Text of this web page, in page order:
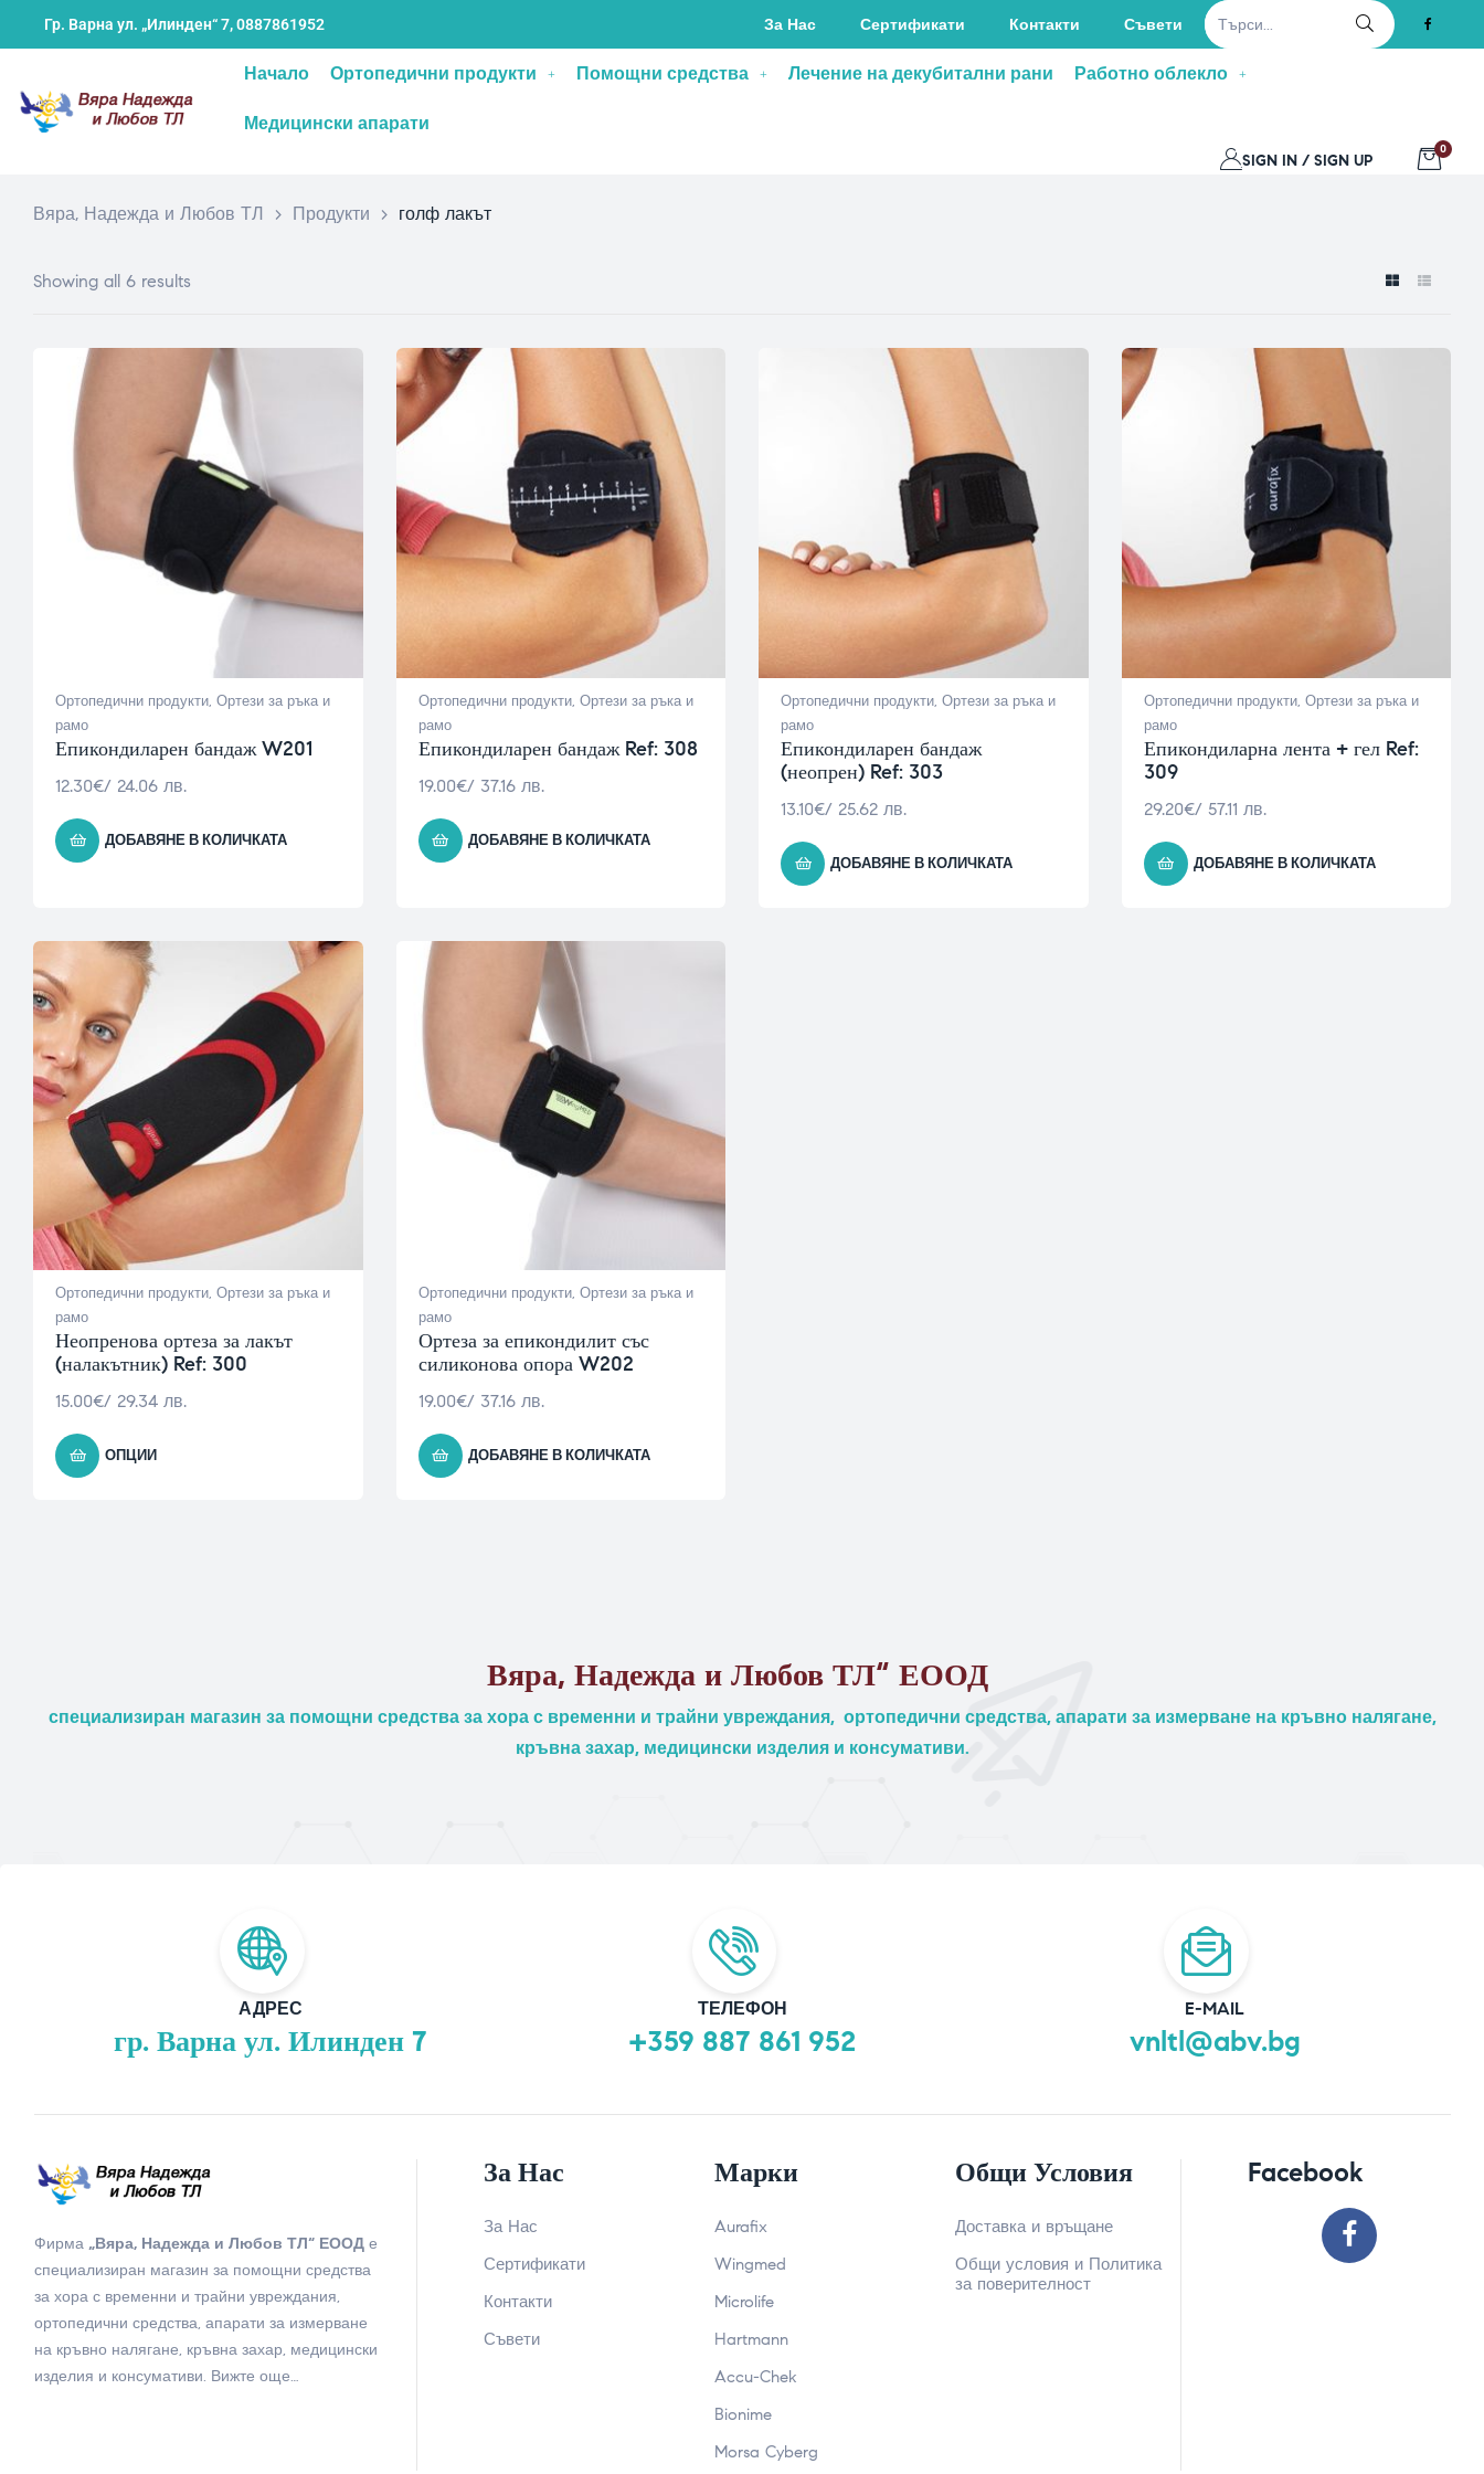
Гр. Варна ул. „Илинден“ 7,0887861952 За Нас Сертификати Контакти Съвети
Начало Ортопедични продукти Помощни средства Лечение на декубитални рани Работно облекло
Медицински апарати
SIGN IN / SIGN UP
0
Вяра, Надежда и Любов ТЛ > Продукти > голф лакът
Showing all 6 results
Ортопедични продукти, Ортези за ръка и
рамо
Епикондиларен бандаж W201
12.30€/ 24.06 лв.
ДОБАВЯНЕ В КОЛИЧКАТА
Ортопедични продукти, Ортези за ръка и
рамо
Епикондиларен бандаж Ref: 308
19.00€/ 37.16 лв.
ДОБАВЯНЕ В КОЛИЧКАТА
Ортопедични продукти, Ортези за ръка и
рамо
Епикондиларен бандаж
(неопрен) Ref: 303
13.10€/ 25.62 лв.
ДОБАВЯНЕ В КОЛИЧКАТА
Ортопедични продукти, Ортези за ръка и
рамо
Епикондиларна лента + гел Ref:
309
29.20€/ 57.11 лв.
ДОБАВЯНЕ В КОЛИЧКАТА
Ортопедични продукти, Ортези за ръка и
рамо
Неопренова ортеза за лакът
(налакътник) Ref: 300
15.00€/ 29.34 лв.
ОПЦИИ
Ортопедични продукти, Ортези за ръка и
рамо
Ортеза за епикондилит със
силиконова опора W202
19.00€/ 37.16 лв.
ДОБАВЯНЕ В КОЛИЧКАТА
Вяра, Надежда и Любов ТЛ“ ЕООД
специализиран магазин за помощни средства за хора с временни и трайни увреждания, ортопедични средства, апарати за измерване на кръвно налягане,
кръвна захар, медицински изделия и консумативи.
АДРЕС
гр. Варна ул. Илинден 7
ТЕЛЕФОН
+359 887 861 952
E-MAIL
vnltl@abv.bg
Фирма „Вяра, Надежда и Любов ТЛ“ ЕООД е
специализиран магазин за помощни средства
за хора с временни и трайни увреждания,
ортопедични средства, апарати за измерване
на кръвно налягане, кръвна захар, медицински
изделия и консумативи. Вижте още…
За Нас
За Нас
Сертификати
Контакти
Съвети
Марки
Aurafix
Wingmed
Microlife
Hartmann
Accu-Chek
Bionime
Morsa Cyberg
Общи Условия
Доставка и връщане
Общи условия и Политика
за поверителност
Facebook